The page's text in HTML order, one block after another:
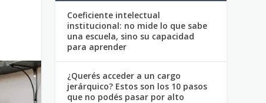
Coeficiente intelectual
institucional: no mide lo que sabe
una escuela, sino su capacidad
para aprender
¿Querés acceder a un cargo
jerárquico? Estos son los 10 pasos
que no podés pasar por alto